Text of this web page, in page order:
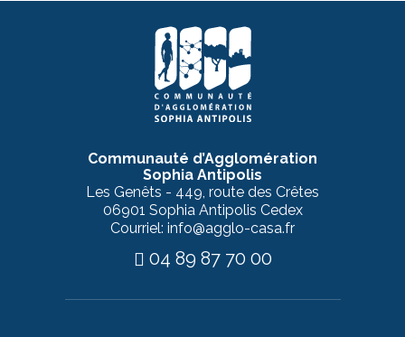
Communauté d’Agglomération
Sophia Antipolis
Les Genêts - 449, route des Crêtes
06901 Sophia Antipolis Cedex
Courriel: info@agglo-casa.fr
04 89 87 70 00